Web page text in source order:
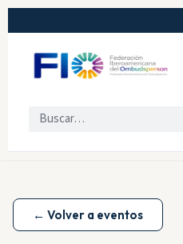
← Volver a eventos